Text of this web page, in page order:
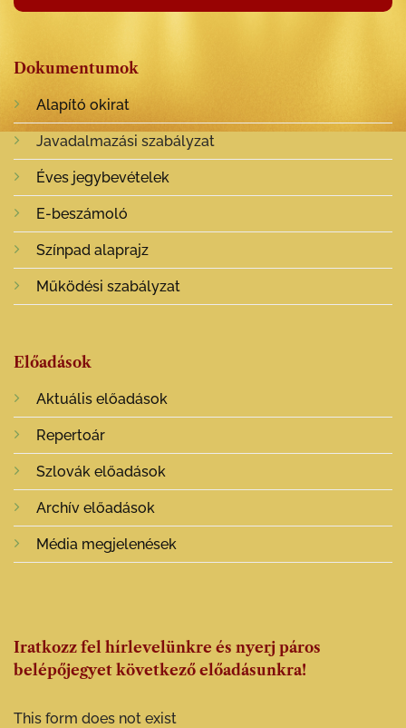
Dokumentumok
Alapító okirat
Javadalmazási szabályzat
Éves jegybevételek
E-beszámoló
Színpad alaprajz
Működési szabályzat
Előadások
Aktuális előadások
Repertoár
Szlovák előadások
Archív előadások
Média megjelenések
Iratkozz fel hírlevelünkre és nyerj páros
belépőjegyet következő előadásunkra!
This form does not exist